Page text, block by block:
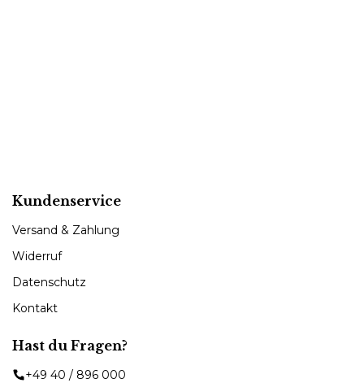
Kundenservice
Versand & Zahlung
Widerruf
Datenschutz
Kontakt
Hast du Fragen?
+49 40 / 896 000